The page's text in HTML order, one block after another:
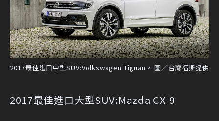
2017最佳進口中型SUV:Volkswagen Tiguan。 圖／台灣福斯提供
2017最佳進口大型SUV:Mazda CX-9